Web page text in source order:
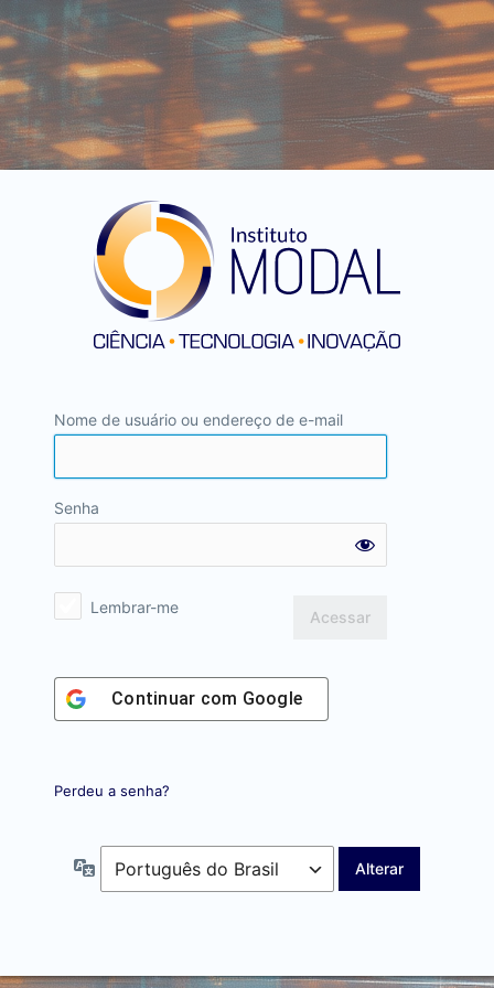
Nome de usuário ou endereço de e-mail
Senha
Lembrar-me
Continuar com Google
Perdeu a senha?
Idioma